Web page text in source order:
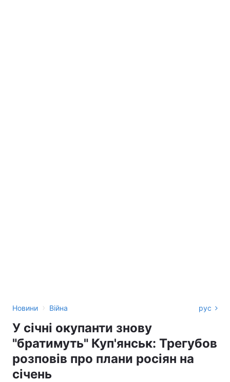
Новини › Війна рус
У січні окупанти знову
"братимуть" Куп'янськ: Трегубов
розповів про плани росіян на
січень